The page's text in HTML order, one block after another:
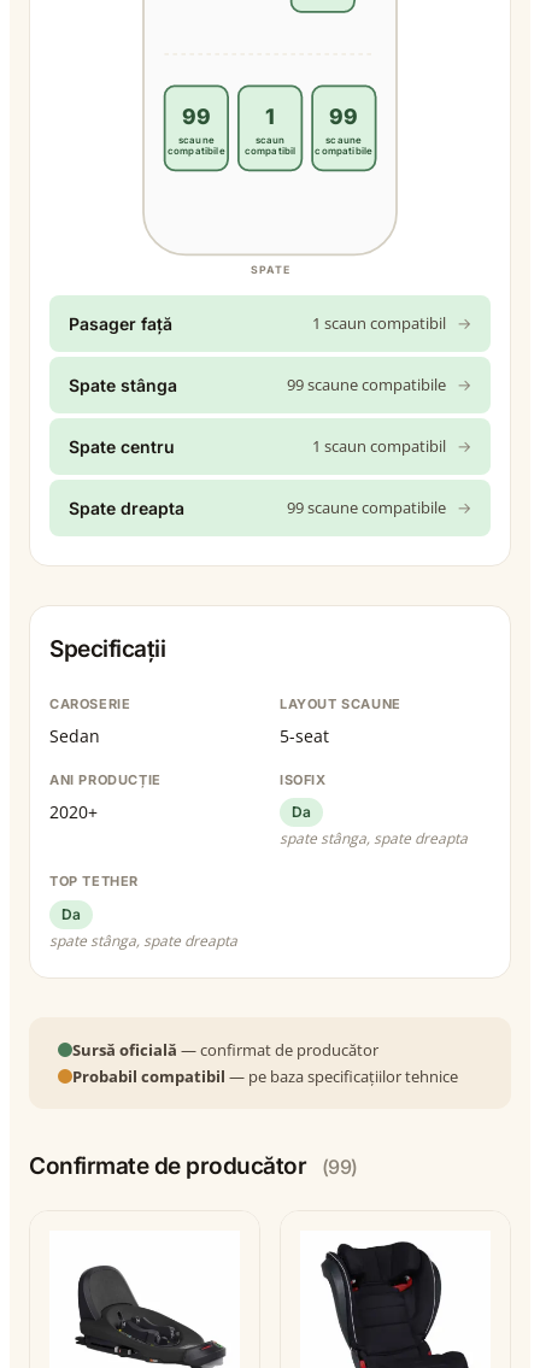
SPATE
99
scaune
compatibile
1
scaun
compatibil
99
scaune
compatibile
Pasager față 1 scaun compatibil →
Spate stânga 99 scaune compatibile →
Spate centru 1 scaun compatibil →
Spate dreapta 99 scaune compatibile →
Specificații
CAROSERIE
Sedan
LAYOUT SCAUNE
5-seat
ANI PRODUCȚIE
2020+
ISOFIX
Da
spate stânga, spate dreapta
TOP TETHER
Da
spate stânga, spate dreapta
Sursă oficială — confirmat de producător
Probabil compatibil — pe baza specificațiilor tehnice
Confirmate de producător (99)